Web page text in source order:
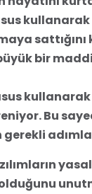
kullanarak
bir
Bu
olduğunu